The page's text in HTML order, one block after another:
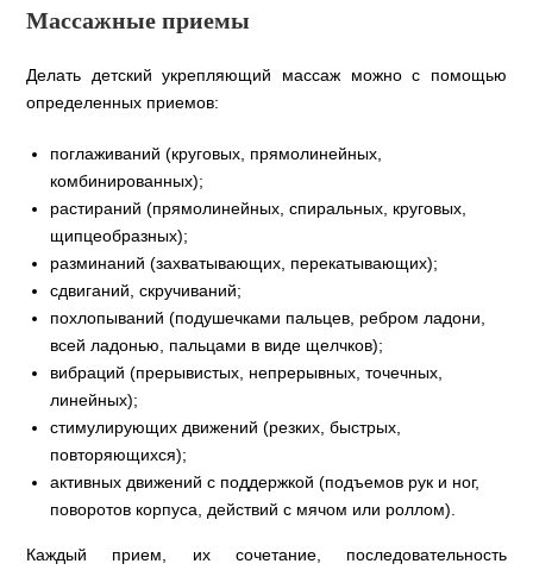
Массажные приемы
Делать детский укрепляющий массаж можно с помощью
определенных приемов:
поглаживаний (круговых, прямолинейных,
комбинированных);
растираний (прямолинейных, спиральных, круговых,
щипцеобразных);
разминаний (захватывающих, перекатывающих);
сдвиганий, скручиваний;
похлопываний (подушечками пальцев, ребром ладони,
всей ладонью, пальцами в виде щелчков);
вибраций (прерывистых, непрерывных, точечных,
линейных);
стимулирующих движений (резких, быстрых,
повторяющихся);
активных движений с поддержкой (подъемов рук и ног,
поворотов корпуса, действий с мячом или роллом).
Каждый прием, их сочетание, последовательность